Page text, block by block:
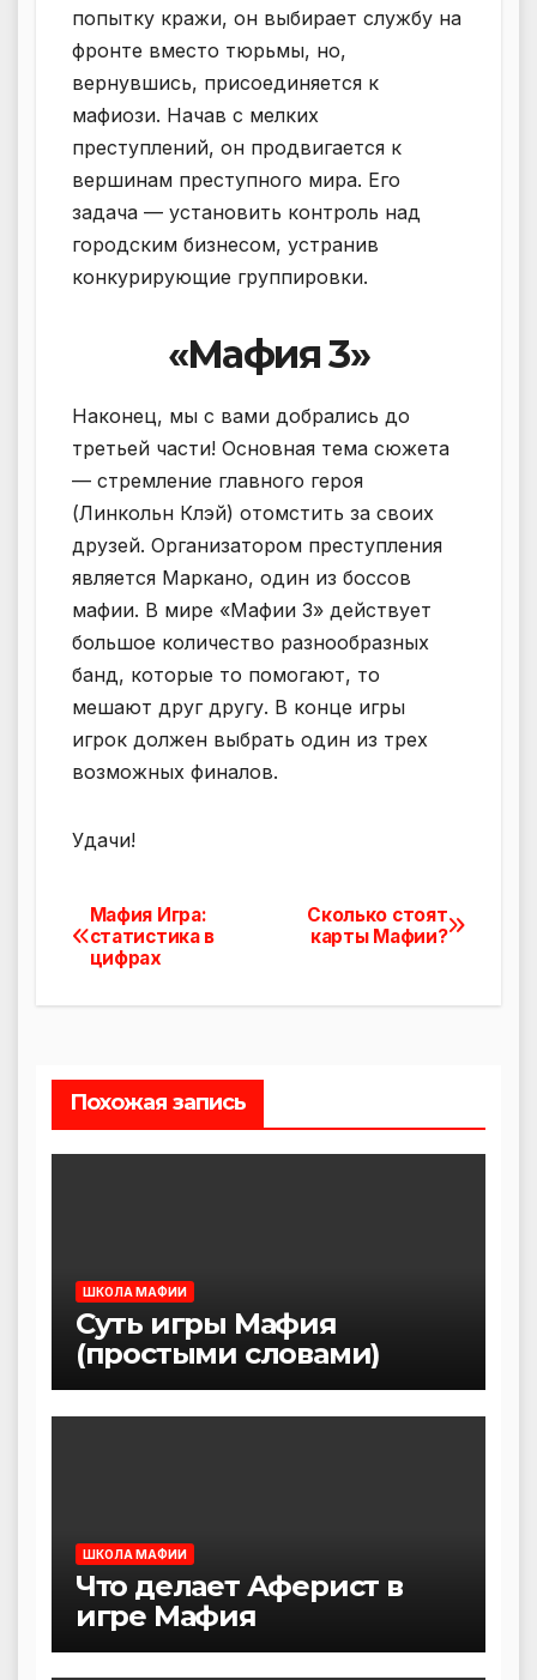
попытку кражи, он выбирает службу на
фронте вместо тюрьмы, но,
вернувшись, присоединяется к
мафиози. Начав с мелких
преступлений, он продвигается к
вершинам преступного мира. Его
задача — установить контроль над
городским бизнесом, устранив
конкурирующие группировки.
«Мафия 3»
Наконец, мы с вами добрались до
третьей части! Основная тема сюжета
— стремление главного героя
(Линкольн Клэй) отомстить за своих
друзей. Организатором преступления
является Маркано, один из боссов
мафии. В мире «Мафии 3» действует
большое количество разнообразных
банд, которые то помогают, то
мешают друг другу. В конце игры
игрок должен выбрать один из трех
возможных финалов.
Удачи!
Навигация
по
Сколько стоят
карты Мафии?
Мафия Игра:
статистика в
цифрах
Похожая запись
ШКОЛА МАФИИ
Суть игры Мафия
(простыми словами)
ШКОЛА МАФИИ
Что делает Аферист в
игре Мафия